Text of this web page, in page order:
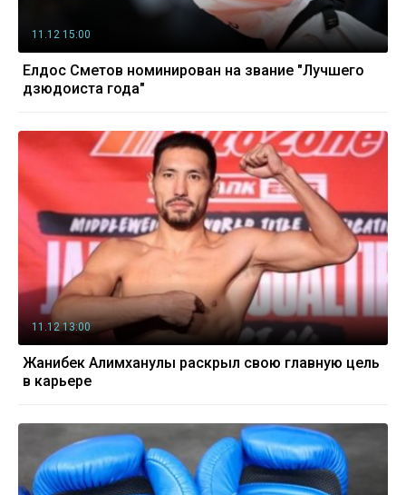
11.12 15:00
Елдос Сметов номинирован на звание "Лучшего
дзюдоиста года"
11.12 13:00
Жанибек Алимханулы раскрыл свою главную цель
в карьере